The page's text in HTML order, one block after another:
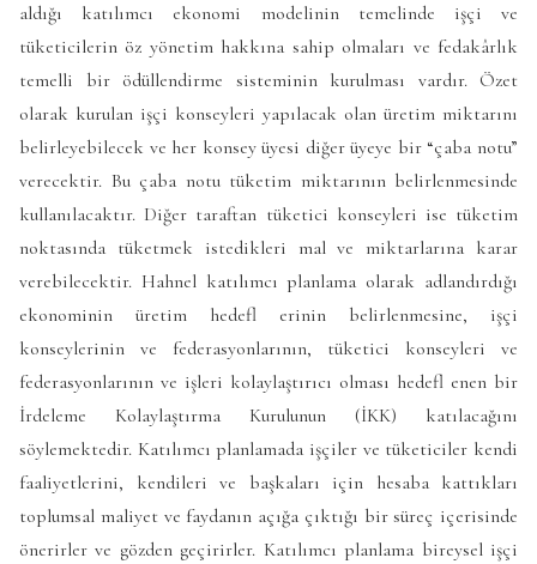
aldığı katılımcı ekonomi modelinin temelinde işçi ve
tüketicilerin öz yönetim hakkına sahip olmaları ve fedakârlık
temelli bir ödüllendirme sisteminin kurulması vardır. Özet
olarak kurulan işçi konseyleri yapılacak olan üretim miktarını
belirleyebilecek ve her konsey üyesi diğer üyeye bir “çaba notu”
verecektir. Bu çaba notu tüketim miktarının belirlenmesinde
kullanılacaktır. Diğer taraftan tüketici konseyleri ise tüketim
noktasında tüketmek istedikleri mal ve miktarlarına karar
verebilecektir. Hahnel katılımcı planlama olarak adlandırdığı
ekonominin üretim hedefl erinin belirlenmesine, işçi
konseylerinin ve federasyonlarının, tüketici konseyleri ve
federasyonlarının ve işleri kolaylaştırıcı olması hedefl enen bir
İrdeleme Kolaylaştırma Kurulunun (İKK) katılacağını
söylemektedir. Katılımcı planlamada işçiler ve tüketiciler kendi
faaliyetlerini, kendileri ve başkaları için hesaba kattıkları
toplumsal maliyet ve faydanın açığa çıktığı bir süreç içerisinde
önerirler ve gözden geçirirler. Katılımcı planlama bireysel işçi